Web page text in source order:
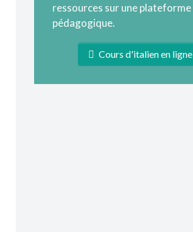
ressources sur une plateforme
pédagogique.
Cours d'italien en ligne